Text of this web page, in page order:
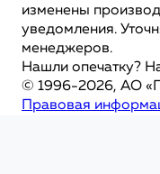
изменены
уведомления.
менеджеров.
Нашли опечатку?
© 1996-2026, АО
Правовая